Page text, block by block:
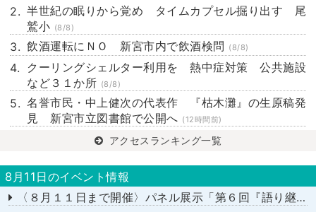
半世紀の眠りから覚め タイムカプセル掘り出す 尾
鷲小 (8/8)
飲酒運転にＮＯ 新宮市内で飲酒検問 (8/8)
クーリングシェルター利用を 熱中症対策 公共施設
など３１か所 (8/8)
名誉市民・中上健次の代表作 『枯木灘』の生原稿発
見 新宮市立図書館で公開へ (12時間前)
アクセスランキング一覧
8月11日のイベント情報
〈８月１１日まで開催〉パネル展示「第６回『語り継ぎたい平和への想い』積み上げた証言の記録」